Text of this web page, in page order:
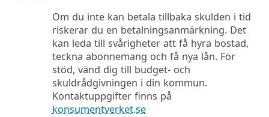
Om du inte kan betala tillbaka skulden i tid
riskerar du en betalningsanmärkning. Det
kan leda till svårigheter att få hyra bostad,
teckna abonnemang och få nya lån. För
stöd, vänd dig till budget- och
skuldrådgivningen i din kommun.
Kontaktuppgifter finns på
konsumentverket.se